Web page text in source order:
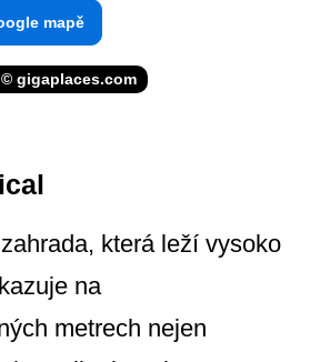
mapě
© gigaplaces.com
která leží vysoko
na
metrech nejen